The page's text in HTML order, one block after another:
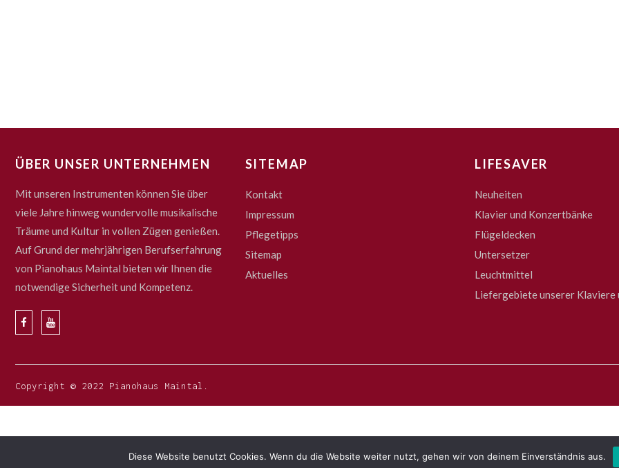
ÜBER UNSER UNTERNEHMEN
Mit unseren Instrumenten können Sie über
viele Jahre hinweg wundervolle musikalische
Träume und Kultur in vollen Zügen genießen.
Auf Grund der mehrjährigen Berufserfahrung
von Pianohaus Maintal bieten wir Ihnen die
notwendige Sicherheit und Kompetenz.
SITEMAP
Kontakt
Impressum
Pflegetipps
Sitemap
Aktuelles
LIFESAVER
Neuheiten
Klavier und Konzertbänke
Flügeldecken
Untersetzer
Leuchtmittel
Liefergebiete unserer Klaviere
Copyright © 2022 Pianohaus Maintal.
Diese Website benutzt Cookies. Wenn du die Website weiter nutzt, gehen wir von deinem Einverständnis aus.